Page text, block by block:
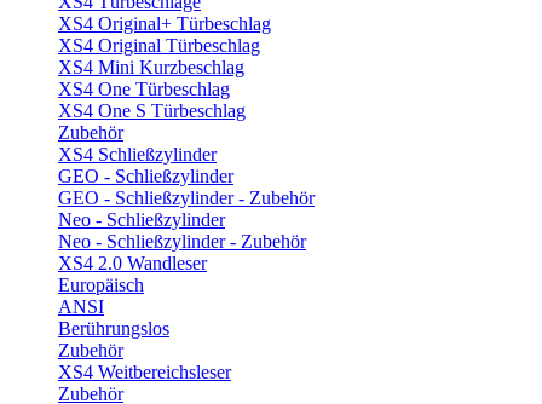
XS4 Original+ Türbeschlag
XS4 Original Türbeschlag
XS4 Mini Kurzbeschlag
XS4 One Türbeschlag
XS4 One S Türbeschlag
Zubehör
XS4 Schließzylinder
GEO - Schließzylinder
GEO - Schließzylinder - Zubehör
Neo - Schließzylinder
Neo - Schließzylinder - Zubehör
XS4 2.0 Wandleser
Europäisch
ANSI
Berührungslos
Zubehör
XS4 Weitbereichsleser
Zubehör